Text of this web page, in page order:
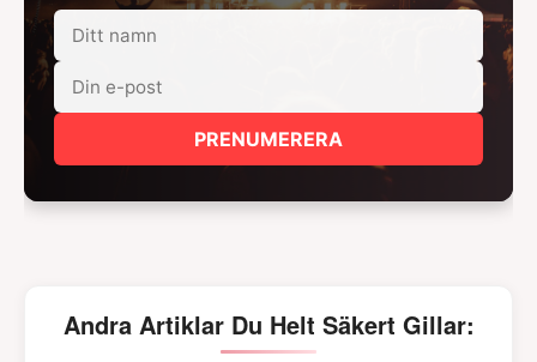
PRENUMERERA
Andra Artiklar Du Helt Säkert Gillar: